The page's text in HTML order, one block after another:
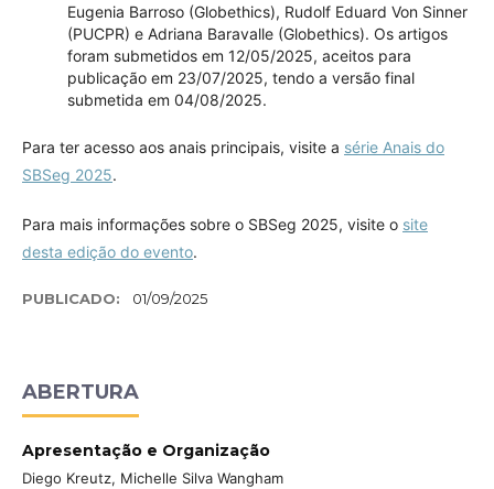
Eugenia Barroso (Globethics), Rudolf Eduard Von Sinner
(PUCPR) e Adriana Baravalle (Globethics). Os artigos
foram submetidos em 12/05/2025, aceitos para
publicação em 23/07/2025, tendo a versão final
submetida em 04/08/2025.
Para ter acesso aos anais principais, visite a série Anais do
SBSeg 2025.
Para mais informações sobre o SBSeg 2025, visite o site
desta edição do evento.
PUBLICADO: 01/09/2025
ABERTURA
Apresentação e Organização
Diego Kreutz, Michelle Silva Wangham